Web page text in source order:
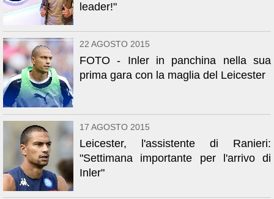
leader!"
22 AGOSTO 2015
FOTO - Inler in panchina nella sua
prima gara con la maglia del Leicester
17 AGOSTO 2015
Leicester, l'assistente di Ranieri:
"Settimana importante per l'arrivo di
Inler"